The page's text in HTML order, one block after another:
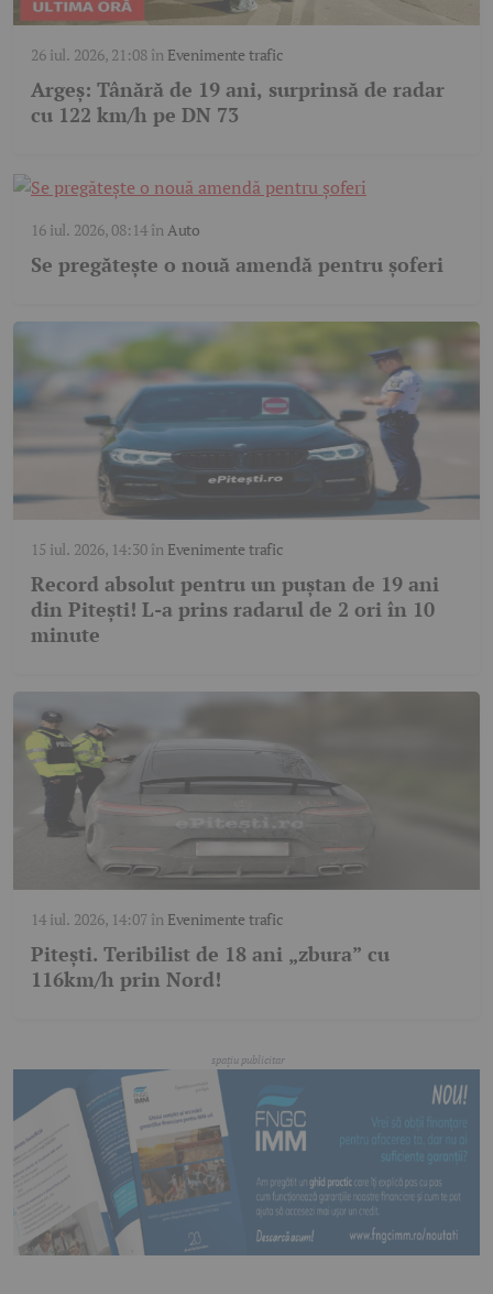
26 iul. 2026, 21:08în Evenimente trafic
Argeș: Tânără de 19 ani, surprinsă de radar
cu 122 km/h pe DN 73
16 iul. 2026, 08:14în Auto
Se pregătește o nouă amendă pentru șoferi
15 iul. 2026, 14:30în Evenimente trafic
Record absolut pentru un puștan de 19 ani
din Pitești! L-a prins radarul de 2 ori în 10
minute
14 iul. 2026, 14:07în Evenimente trafic
Pitești. Teribilist de 18 ani „zbura” cu
116km/h prin Nord!